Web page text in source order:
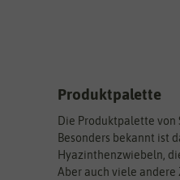
Produktpalette
Die Produktpalette von
Besonders bekannt ist
Hyazinthenzwiebeln,
Aber auch viele